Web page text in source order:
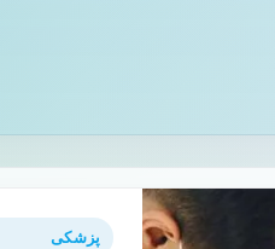
پزشکی